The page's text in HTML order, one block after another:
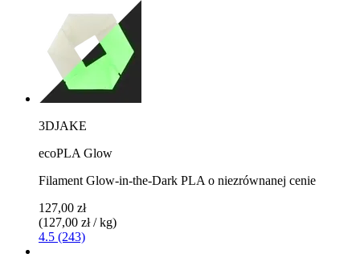
3DJAKE
ecoPLA Glow
Filament Glow-in-the-Dark PLA o niezrównanej cenie
127,00 zł
(127,00 zł / kg)
4.5 (243)